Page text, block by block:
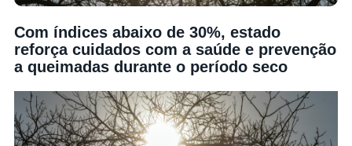
Com índices abaixo de 30%, estado
reforça cuidados com a saúde e prevenção
a queimadas durante o período seco